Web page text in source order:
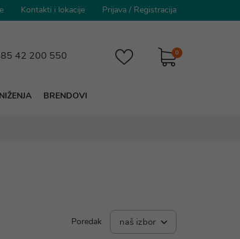
Kontakti i lokacije Prijava / Registracija
0
42 200 550
BRENDOVI
Poredak naš izbor